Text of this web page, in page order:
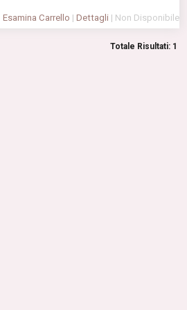
Esamina Carrello | Dettagli | Non Disponibile
Totale Risultati: 1